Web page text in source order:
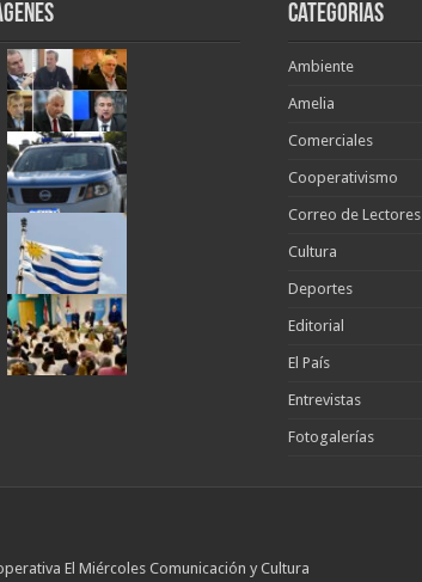
Categorias
Ambiente
Amelia
Comerciales
Cooperativismo
Correo de Lectores
Cultura
Deportes
Editorial
El País
Entrevistas
Fotogalerías
El Miércoles Comunicación y Cultura